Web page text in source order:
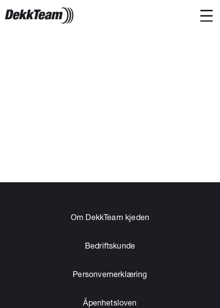
Om DekkTeam kjeden
Bedriftskunde
Personvernerklæring
Åpenhetsloven